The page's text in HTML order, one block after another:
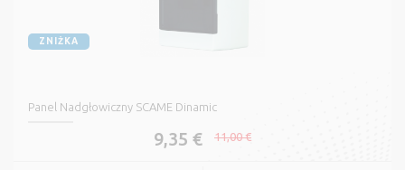
ZNIŻKA
Panel Nadgłowiczny SCAME Dinamic
9,35 € 11,00 €